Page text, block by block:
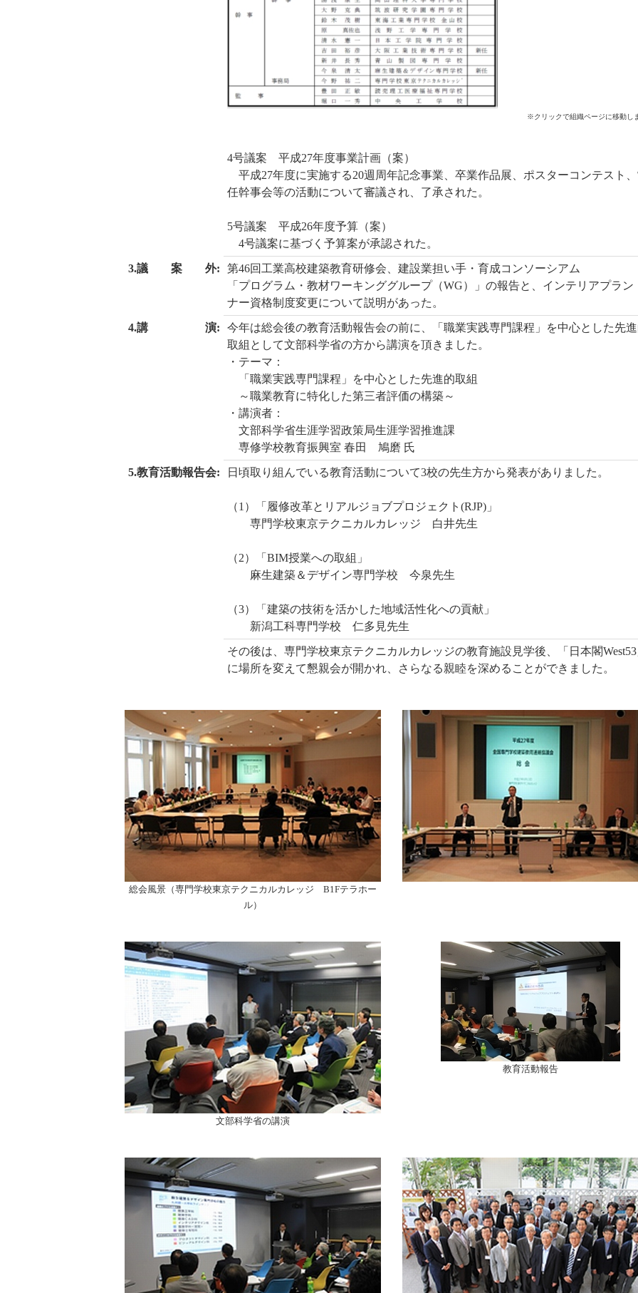
※クリックで組織ページに移動し
4号議案 平成27年度事業計画（案）
平成27年度に実施する20週周年記念事業、卒業作品展、ポスターコンテスト、
任幹事会等の活動について審議され、了承された。
5号議案 平成26年度予算（案）
4号議案に基づく予算案が承認された。
3.議 案 外:
第46回工業高校建築教育研修会、建設業担い手・育成コンソーシアム
「プログラム・教材ワーキンググループ（WG）」の報告と、インテリアプラン
ナー資格制度変更について説明があった。
4.講 演:
今年は総会後の教育活動報告会の前に、「職業実践専門課程」を中心とした先
取組として文部科学省の方から講演を頂きました。
・テーマ：
「職業実践専門課程」を中心とした先進的取組
～職業教育に特化した第三者評価の構築～
・講演者：
文部科学省生涯学習政策局生涯学習推進課
専修学校教育振興室 春田 鳩磨 氏
5.教育活動報告会: 日頃取り組んでいる教育活動について3校の先生方から発表がありました。
（1）「履修改革とリアルジョブプロジェクト(RJP)」
専門学校東京テクニカルカレッジ 白井先生
（2）「BIM授業への取組」
麻生建築＆デザイン専門学校 今泉先生
（3）「建築の技術を活かした地域活性化への貢献」
新潟工科専門学校 仁多見先生
その後は、専門学校東京テクニカルカレッジの教育施設見学後、「日本閣West53
に場所を変えて懇親会が開かれ、さらなる親睦を深めることができました。
総会風景（専門学校東京テクニカルカレッジ B1Fテラホー
ル）
文部科学省の講演
教育活動報告